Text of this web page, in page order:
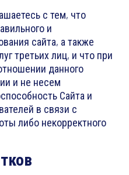
с тем, что
и
сайта, а также
третьих лиц, и что при
данного
и не несем
Сайта и
в связи с
либо некорректного